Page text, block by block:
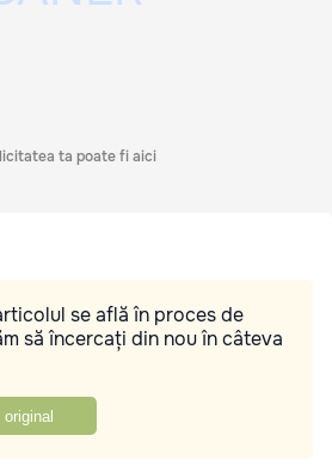
ta poate fi aici
se află în proces de
să încercați din nou în câteva